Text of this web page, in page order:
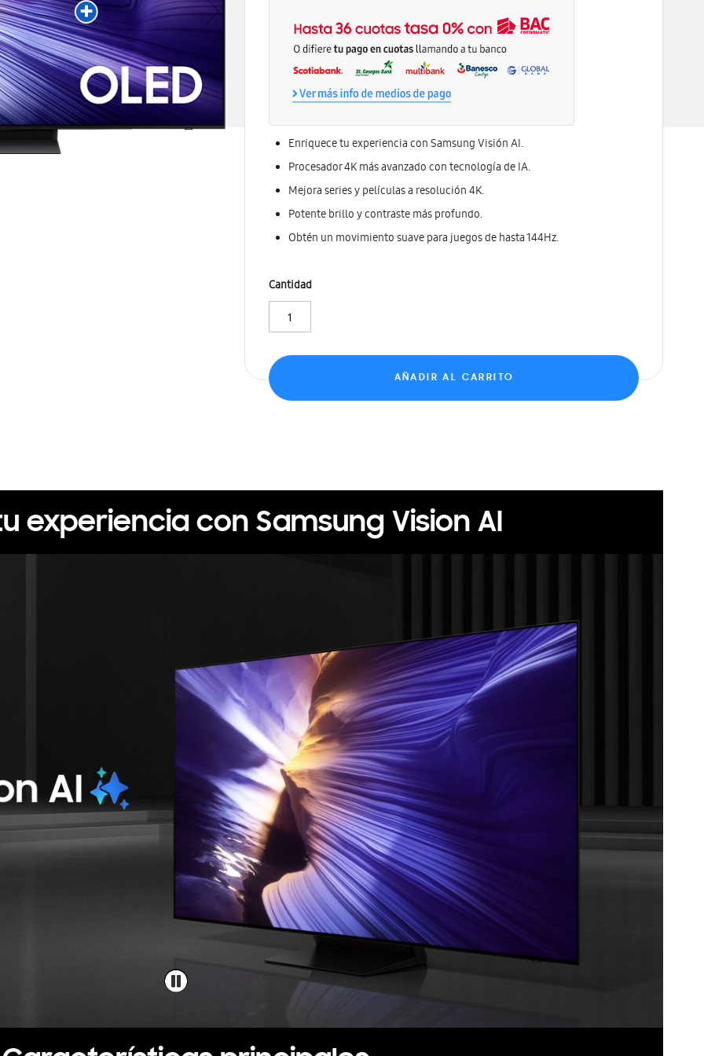
Enriquece tu experiencia con Samsung Visión AI.
Procesador 4K más avanzado con tecnología de IA.
Mejora series y películas a resolución 4K.
Potente brillo y contraste más profundo.
Obtén un movimiento suave para juegos de hasta 144Hz.
Cantidad
AÑADIR AL CARRITO
experiencia con Samsung Vision AI